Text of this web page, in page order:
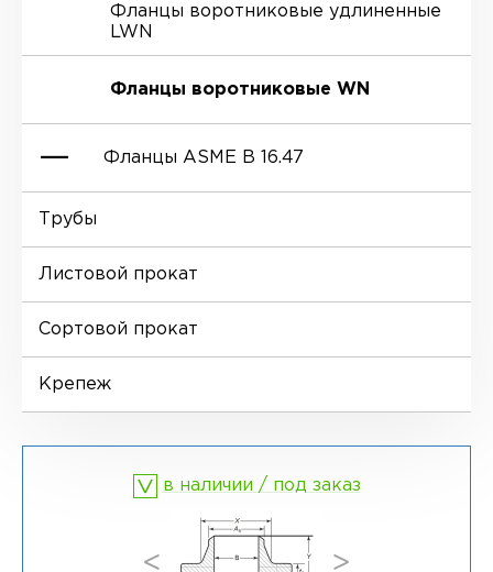
Отводы EN 10253-4
Отводы MSS SP-75
Переходы DIN 2616-1
Переходы DIN 2616-2
Ниппели
Фланцы воротниковые удлиненные
LWN
Фланцы воротниковые WN
Фланцы ASME B 16.47
Трубы
Листовой прокат
Сортовой прокат
Крепеж
в наличии / под заказ